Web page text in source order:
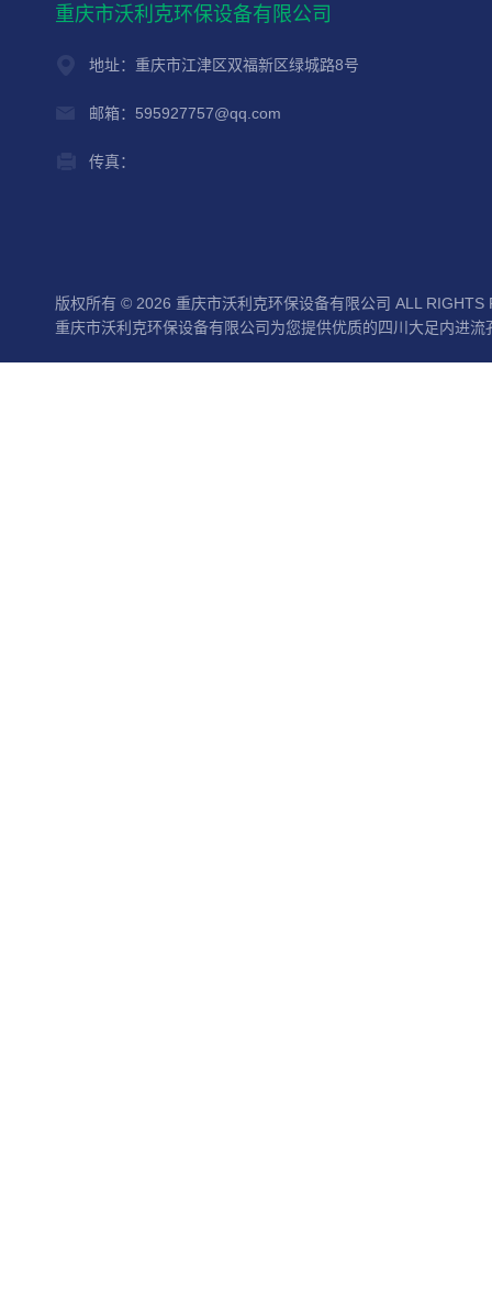
重庆市沃利克环保设备有限公司
地址：重庆市江津区双福新区绿城路8号
邮箱：595927757@qq.com
传真：
版权所有 © 2026 重庆市沃利克环保设备有限公司 ALL RIGHTS
重庆市沃利克环保设备有限公司为您提供优质的四川大足内进